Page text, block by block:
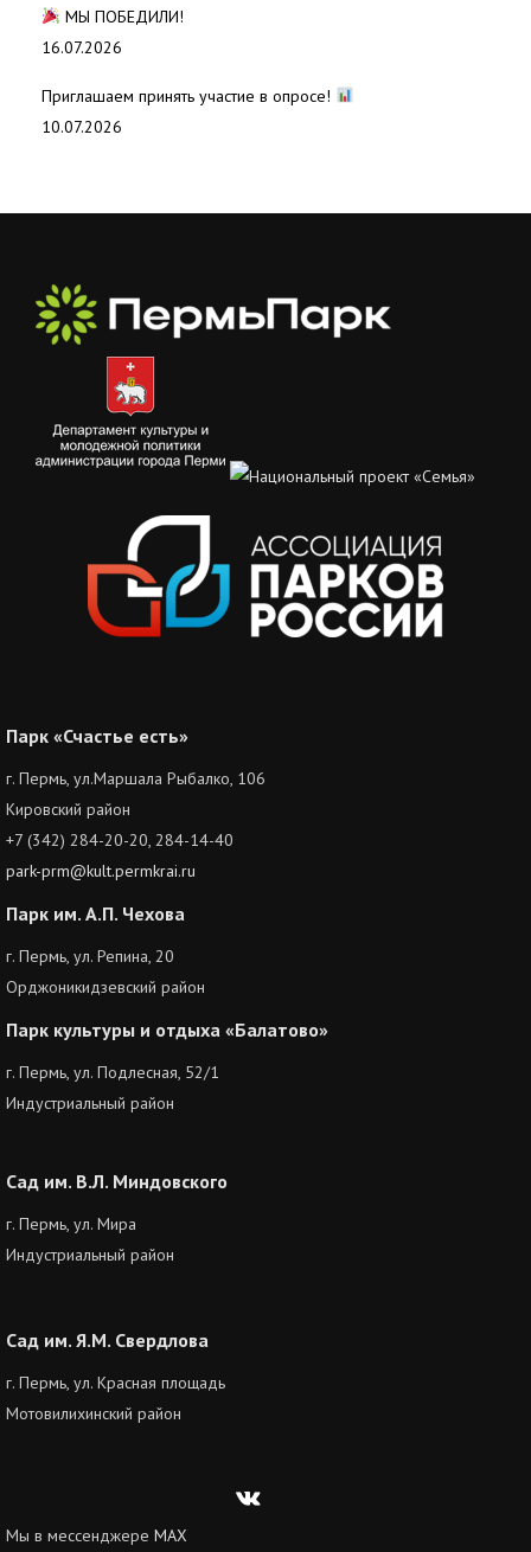
МЫ ПОБЕДИЛИ!
16.07.2026
Приглашаем принять участие в опросе!
10.07.2026
Парк «Счастье есть»
г. Пермь, ул.Маршала Рыбалко, 106
Кировский район
+7 (342) 284-20-20, 284-14-40
park-prm@kult.permkrai.ru
Парк им. А.П. Чехова
г. Пермь, ул. Репина, 20
Орджоникидзевский район
Парк культуры и отдыха «Балатово»
г. Пермь, ул. Подлесная, 52/1
Индустриальный район
Сад им. В.Л. Миндовского
г. Пермь, ул. Мира
Индустриальный район
Сад им. Я.М. Свердлова
г. Пермь, ул. Красная площадь
Мотовилихинский район
Вконтакте
Мы в мессенджере MAX